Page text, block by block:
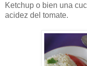
Ketchup o bien una
acidez del tomate.